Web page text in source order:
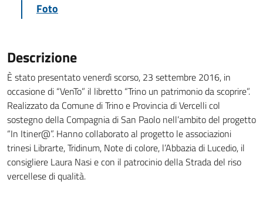
Foto
Descrizione
È stato presentato venerdì scorso, 23 settembre 2016, in
occasione di “VenTo” il libretto “Trino un patrimonio da scoprire”.
Realizzato da Comune di Trino e Provincia di Vercelli col
sostegno della Compagnia di San Paolo nell’ambito del progetto
“In Itiner@”. Hanno collaborato al progetto le associazioni
trinesi Librarte, Tridinum, Note di colore, l’Abbazia di Lucedio, il
consigliere Laura Nasi e con il patrocinio della Strada del riso
vercellese di qualità.